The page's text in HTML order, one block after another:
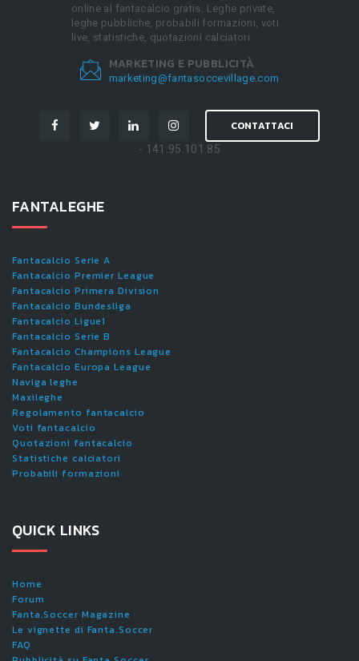
online al fantacalcio gratis. Leghe private,
leghe pubbliche, probabili formazioni, voti
live, statistiche, quotazioni calciatori.
MARKETING E PUBBLICITÀ
marketing@fantasoccevillage.com
CONTATTACI
- 141.95.101.85
FANTALEGHE
Fantacalcio Serie A
Fantacalcio Premier League
Fantacalcio Primera Division
Fantacalcio Bundesliga
Fantacalcio Ligue1
Fantacalcio Serie B
Fantacalcio Champions League
Fantacalcio Europa League
Naviga leghe
Maxileghe
Regolamento fantacalcio
Voti fantacalcio
Quotazioni fantacalcio
Statistiche calciatori
Probabili formazioni
QUICK LINKS
Home
Forum
Fanta.Soccer Magazine
Le vignette di Fanta.Soccer
FAQ